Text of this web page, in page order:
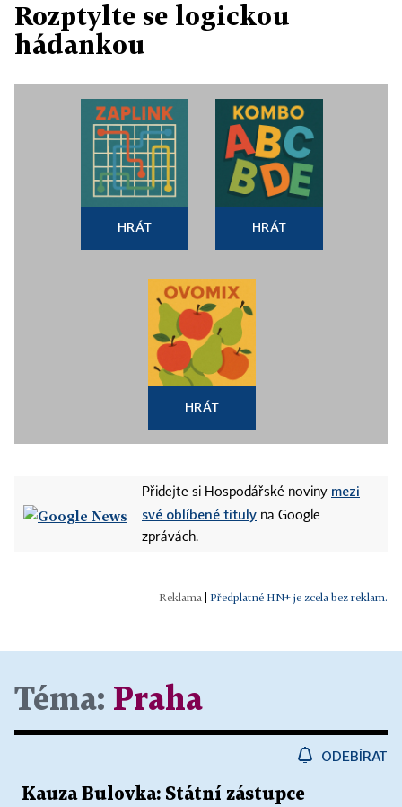
Rozptylte se logickou
hádankou
HRÁT HRÁT
HRÁT
Přidejte si Hospodářské noviny mezi
své oblíbené tituly na Google
zprávách.
Předplatné HN+ je zcela bez reklam.
Téma: Praha
ODEBÍRAT
Kauza Bulovka: Státní zástupce